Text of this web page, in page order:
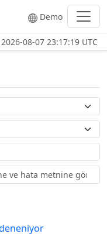
Demo
2026-08-07 23:17:19 UTC